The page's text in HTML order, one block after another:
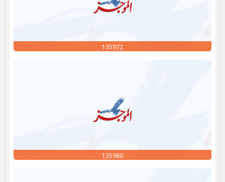
135972
135980